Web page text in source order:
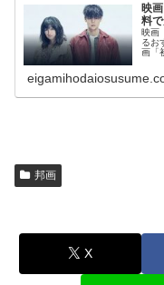
映
料
映画
るお
画「
ビ
ださ
邦画
X